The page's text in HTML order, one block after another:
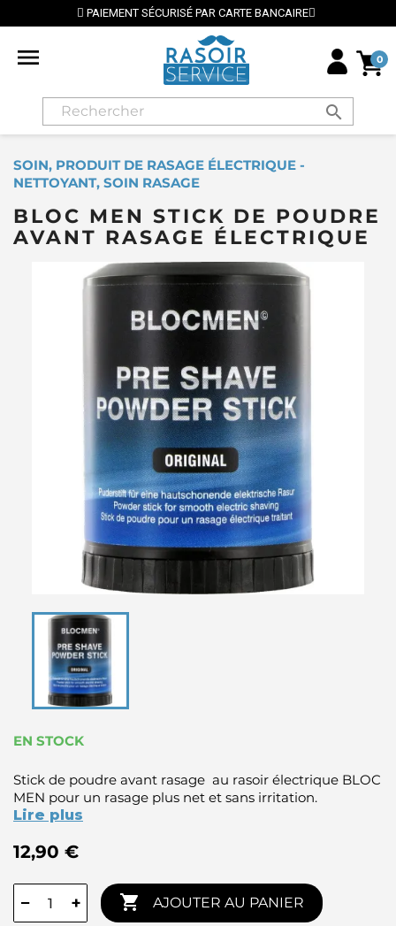
PAIEMENT SÉCURISÉ PAR CARTE BANCAIRE
 0
search
SOIN, PRODUIT DE RASAGE ÉLECTRIQUE -
NETTOYANT, SOIN RASAGE
BLOC MEN STICK DE POUDRE
AVANT RASAGE ÉLECTRIQUE
EN STOCK
Stick de poudre avant rasage au rasoir électrique BLOC
MEN pour un rasage plus net et sans irritation.
Lire plus
12,90 €
− +  AJOUTER AU PANIER